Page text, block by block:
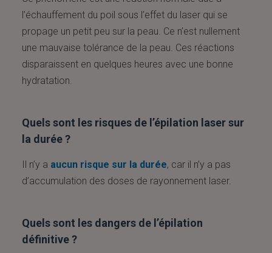
l’échauffement du poil sous l’effet du laser qui se
propage un petit peu sur la peau. Ce n’est nullement
une mauvaise tolérance de la peau. Ces réactions
disparaissent en quelques heures avec une bonne
hydratation.
Quels sont les risques de l’épilation laser sur
la durée ?
Il n’y a aucun risque sur la durée, car il n’y a pas
d’accumulation des doses de rayonnement laser.
Quels sont les dangers de l’épilation
définitive ?